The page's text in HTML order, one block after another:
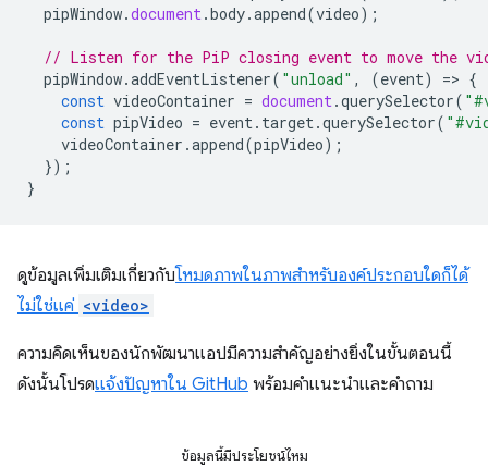
pipWindow.document .body.append(video);
// Listen for the PiP closing event to move the
pipWindow.addEventListener( "unload" , (event) => {
const videoContainer = document .querySelector(
const pipVideo = event . target .querySelector(
videoContainer .append(pipVideo);
});
}
ดูข้อมูลเพิ่มเติมเกี่ยวกับโหมดภาพในภาพสำหรับองค์ประกอบใดก็ได้
ไม่ใช่แค่ <video>
ความคิดเห็นของนักพัฒนาแอปมีความสำคัญอย่างยิ่งในขั้นตอนนี้
ดังนั้นโปรดแจ้งปัญหาใน GitHub พร้อมคำแนะนำและคำถาม
ข้อมูลนี้มีประโยชน์ไหม